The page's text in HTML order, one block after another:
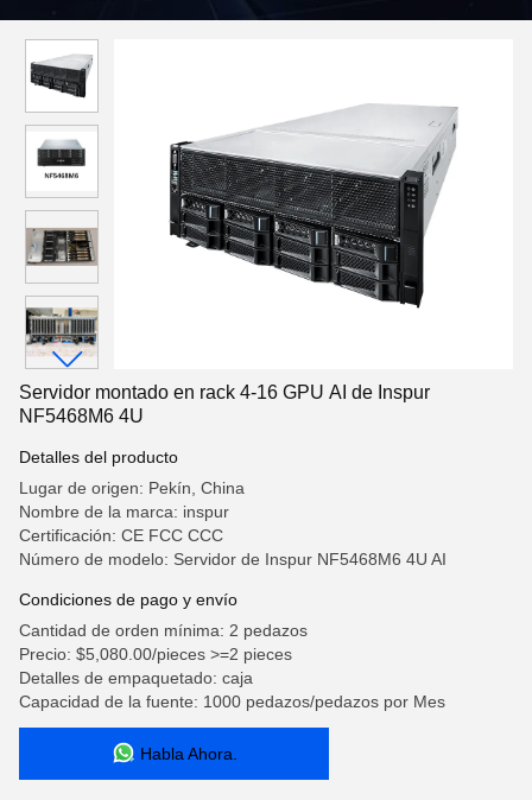
Servidor montado en rack 4-16 GPU AI de Inspur
NF5468M6 4U
Detalles del producto
Lugar de origen: Pekín, China
Nombre de la marca: inspur
Certificación: CE FCC CCC
Número de modelo: Servidor de Inspur NF5468M6 4U AI
Condiciones de pago y envío
Cantidad de orden mínima: 2 pedazos
Precio: $5,080.00/pieces >=2 pieces
Detalles de empaquetado: caja
Capacidad de la fuente: 1000 pedazos/pedazos por Mes
Habla Ahora.